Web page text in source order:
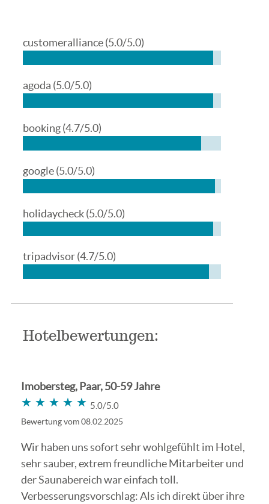
customeralliance(5.0/5.0)
agoda (5.0/5.0)
booking(4.7/5.0)
google(5.0/5.0)
holidaycheck(5.0/5.0)
tripadvisor(4.7/5.0)
Hotelbewertungen:
Imobersteg, Paar, 50-59 Jahre
★★★★★
★★★★★ 5.0/5.0
Bewertung vom 08.02.2025
Wir haben uns sofort sehr wohlgefühlt im Hotel,
sehr sauber, extrem freundliche Mitarbeiter und
der Saunabereich war einfach toll.
Verbesserungsvorschlag: Als ich direkt über ihre